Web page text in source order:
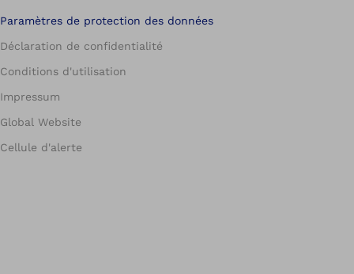
Paramètres de protection des données
Déclaration de confidentialité
Conditions d'utilisation
Impressum
Global Website
Cellule d'alerte